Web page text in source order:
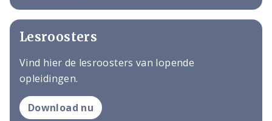
Lesroosters
Vind hier de lesroosters van lopende
opleidingen.
Download nu